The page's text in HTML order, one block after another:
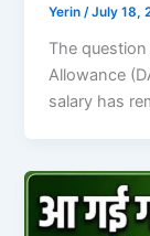
Yerin/July 18,
The
Allowance
salary has